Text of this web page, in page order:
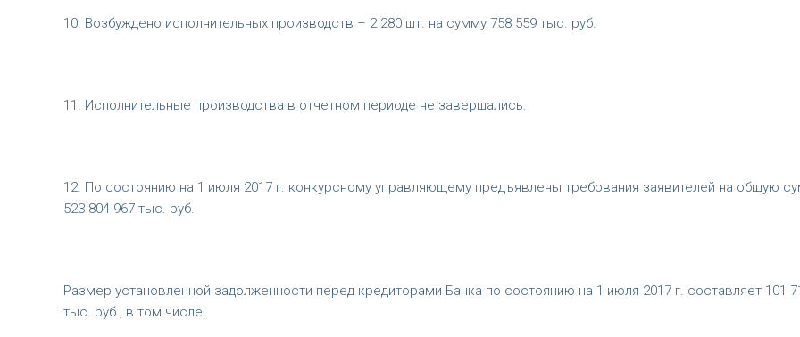
10. Возбуждено исполнительных производств – 2 280 шт. на сумму 758 559 тыс. руб.
11. Исполнительные производства в отчетном периоде не завершались.
12. По состоянию на 1 июля 2017 г. конкурсному управляющему предъявлены требования заявителей на общую
523 804 967 тыс. руб.
Размер установленной задолженности перед кредиторами Банка по состоянию на 1 июля 2017 г. составляет 101
тыс. руб., в том числе: